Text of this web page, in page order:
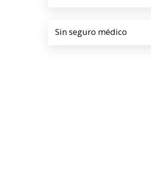
Sin seguro médico